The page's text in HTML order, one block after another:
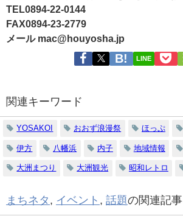
TEL0894-22-0144
FAX0894-23-2779
メール mac@houyosha.jp
LINE
関連キーワード
YOSAKOI おおず浪漫祭 ほっぷ
伊方 八幡浜 内子 地域情報
大洲まつり 大洲観光 昭和レトロ
まちネタ , イベント , 話題の関連記事